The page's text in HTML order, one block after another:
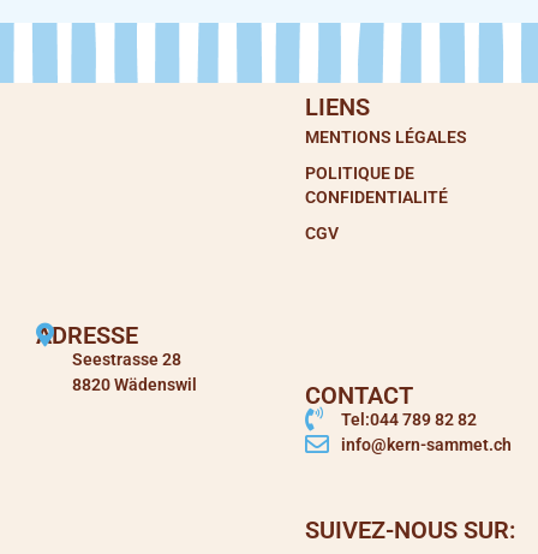
LIENS
MENTIONS LÉGALES
POLITIQUE DE
CONFIDENTIALITÉ
CGV
ADRESSE
Seestrasse 28
8820 Wädenswil
CONTACT
Tel:044 789 82 82
info@kern-sammet.ch
SUIVEZ-NOUS SUR: